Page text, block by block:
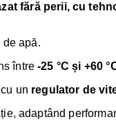
fără perii, cu
de apă.
între-25 °C și +60
un regulator de
adaptând